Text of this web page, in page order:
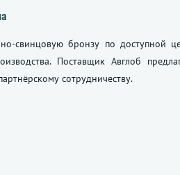
свинцовую бронзу по доступной
Поставщик Авглоб
сотрудничеству.